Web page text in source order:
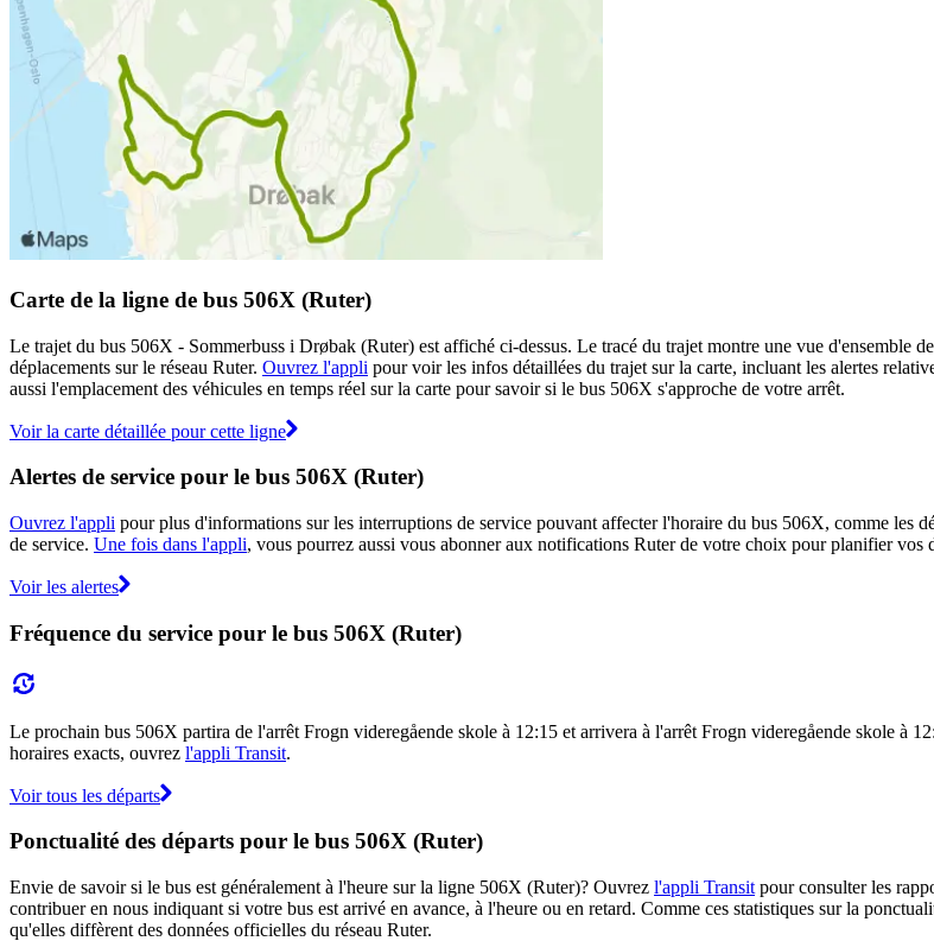
Carte de la ligne de bus 506X (Ruter)
Le trajet du bus 506X - Sommerbuss i Drøbak (Ruter) est affiché ci-dessus. Le tracé du trajet montre une vue d'ensemble
déplacements sur le réseau Ruter. Ouvrez l'appli pour voir les infos détaillées du trajet sur la carte, incluant les alertes
aussi l'emplacement des véhicules en temps réel sur la carte pour savoir si le bus 506X s'approche de votre arrêt.
Voir la carte détaillée pour cette ligne
Alertes de service pour le bus 506X (Ruter)
Ouvrez l'appli pour plus d'informations sur les interruptions de service pouvant affecter l'horaire du bus 506X, comme les
de service. Une fois dans l'appli, vous pourrez aussi vous abonner aux notifications Ruter de votre choix pour planifier vos
Voir les alertes
Fréquence du service pour le bus 506X (Ruter)
Le prochain bus 506X partira de l'arrêt Frogn videregående skole à 12:15 et arrivera à l'arrêt Frogn videregående skole à
horaires exacts, ouvrez l'appli Transit.
Voir tous les départs
Ponctualité des départs pour le bus 506X (Ruter)
Envie de savoir si le bus est généralement à l'heure sur la ligne 506X (Ruter)? Ouvrez l'appli Transit pour consulter les
contribuer en nous indiquant si votre bus est arrivé en avance, à l'heure ou en retard. Comme ces statistiques sur la
qu'elles diffèrent des données officielles du réseau Ruter.